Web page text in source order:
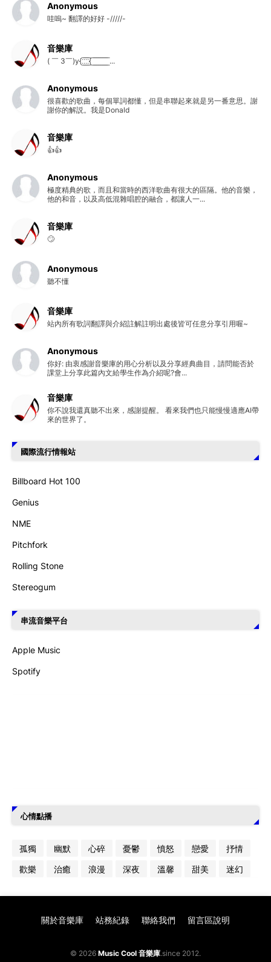
Anonymous
哇嗚~ 翻譯的好好 -/////-
音樂庫
( ￣ 3￣)y{:̲̅:̲̅:̲̅:̲̅{ ̲̅ ̲̅ ̲̅ ̲̅ ̲̅ ̲̅ ̲̅ ̲̅ ̲̅ ...
Anonymous
很喜歡的歌曲，每個單詞都懂，但是串聯起來就是另一番意思。謝
謝你的解説。我是Donald
音樂庫
👍👍
Anonymous
極度精典的歌，而且和當時的西洋歌曲有很大的區隔。他的音樂，
他的和音，以及高低混雜唱腔的融合，都讓人一...
音樂庫
🙄
Anonymous
聽不懂
音樂庫
站內所有歌詞翻譯與介紹註解註明出處後皆可任意分享引用喔~
Anonymous
你好: 由衷感謝音樂庫的用心分析以及分享經典曲目，請問能否於
課堂上分享此篇內文給學生作為介紹呢?會...
音樂庫
你不說我還真聽不出來，感謝提醒。 看來我們也只能慢慢適應AI帶
來的世界了。
國際流行情報站
Billboard Hot 100
Genius
NME
Pitchfork
Rolling Stone
Stereogum
串流音樂平台
Apple Music
Spotify
心情點播
孤獨 幽默 心碎 憂鬱 憤怒 戀愛
抒情
歡樂
治癒 浪漫 深夜 溫馨 甜美 迷幻
© 2026 Music Cool 音樂庫.since 2012.
關於音樂庫 站務紀錄 聯絡我們 留言區說明